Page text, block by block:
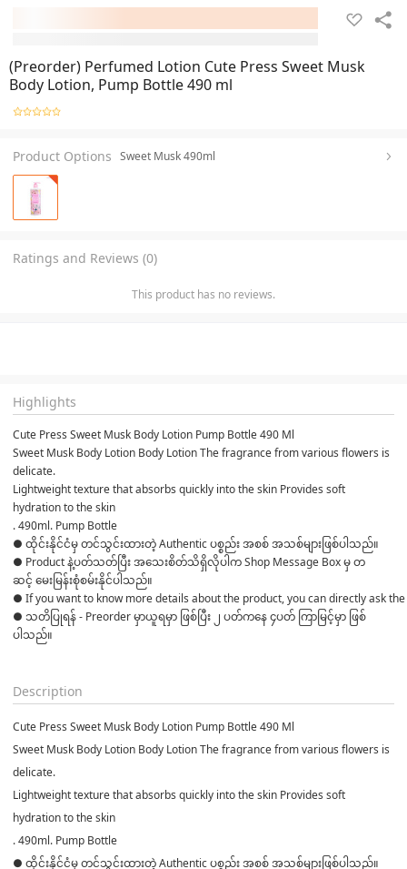
(Preorder) Perfumed Lotion Cute Press Sweet Musk
Body Lotion, Pump Bottle 490 ml
Product Options Sweet Musk 490ml
Ratings and Reviews (0)
This product has no reviews.
Highlights
Cute Press Sweet Musk Body Lotion Pump Bottle 490 Ml
Sweet Musk Body Lotion Body Lotion The fragrance from various flowers is
delicate.
Lightweight texture that absorbs quickly into the skin Provides soft
hydration to the skin
. 490ml. Pump Bottle
● ထိုင်းနိုင်ငံမှ တင်သွင်းထားတဲ့ Authentic ပစ္စည်း အစစ် အသစ်များဖြစ်ပါသည်။
● Product နဲ့ပတ်သတ်ပြီး အသေးစိတ်သိရှိလိုပါက Shop Message Box မှ တ
ဆင့် မေးမြန်းစုံစမ်းနိုင်ပါသည်။
● If you want to know more details about the product, you can directly ask
● သတိပြုရန် - Preorder မှာယူရမှာ ဖြစ်ပြီး ၂ ပတ်ကနေ ၄ပတ် ကြာမြင့်မှာ ဖြစ်
ပါသည်။
Description
Cute Press Sweet Musk Body Lotion Pump Bottle 490 Ml
Sweet Musk Body Lotion Body Lotion The fragrance from various flowers is
delicate.
Lightweight texture that absorbs quickly into the skin Provides soft
hydration to the skin
. 490ml. Pump Bottle
● ထိုင်းနိုင်ငံမှ တင်သွင်းထားတဲ့ Authentic ပစ္စည်း အစစ် အသစ်များဖြစ်ပါသည်။